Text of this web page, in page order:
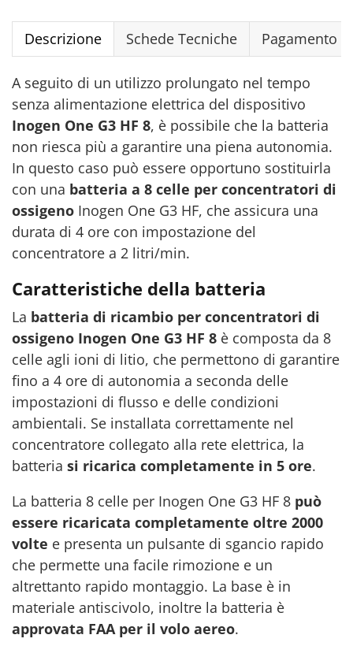
Descrizione Schede Tecniche Pagamento
A seguito di un utilizzo prolungato nel tempo
senza alimentazione elettrica del dispositivo
Inogen One G3 HF 8, è possibile che la batteria
non riesca più a garantire una piena autonomia.
In questo caso può essere opportuno sostituirla
con una batteria a 8 celle per concentratori di
ossigeno Inogen One G3 HF, che assicura una
durata di 4 ore con impostazione del
concentratore a 2 litri/min.
Caratteristiche della batteria
La batteria di ricambio per concentratori di
ossigeno Inogen One G3 HF 8 è composta da 8
celle agli ioni di litio, che permettono di garantire
fino a 4 ore di autonomia a seconda delle
impostazioni di flusso e delle condizioni
ambientali. Se installata correttamente nel
concentratore collegato alla rete elettrica, la
batteria si ricarica completamente in 5 ore.
La batteria 8 celle per Inogen One G3 HF 8 può
essere ricaricata completamente oltre 2000
volte e presenta un pulsante di sgancio rapido
che permette una facile rimozione e un
altrettanto rapido montaggio. La base è in
materiale antiscivolo, inoltre la batteria è
approvata FAA per il volo aereo.